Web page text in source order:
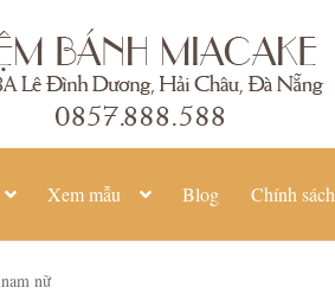
Xem mẫu Blog Chính
nam nữ